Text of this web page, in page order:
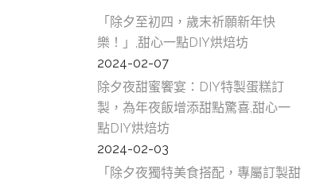
「除夕至初四，歲末祈願新年快
樂！」,甜心一點DIY烘焙坊
2024-02-07
除夕夜甜蜜饗宴：DIY特製蛋糕訂
製，為年夜飯增添甜點驚喜,甜心一
點DIY烘焙坊
2024-02-03
「除夕夜獨特美食搭配，專屬訂製甜